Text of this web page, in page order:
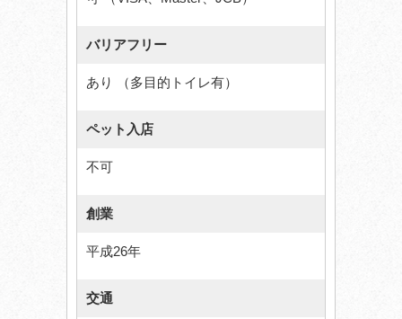
バリアフリー
あり （多目的トイレ有）
ペット入店
不可
創業
平成26年
交通